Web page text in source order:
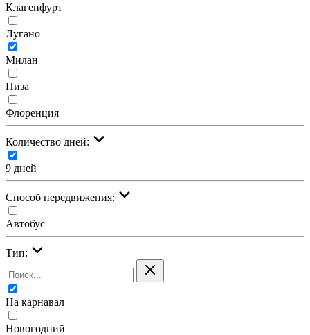
Клагенфурт
Лугано
Милан
Пиза
Флоренция
Количество дней:
9 дней
Cпособ передвижения:
Автобус
Тип:
На карнавал
Новогодний